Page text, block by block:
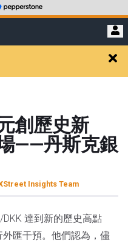
alert
創歷史新
——丹斯克銀
Insights Team
達到新的歷史高點
匯干預。他們認為，儘